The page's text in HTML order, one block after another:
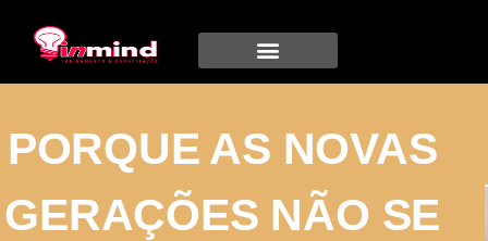
PORQUE AS NOVAS
GERAÇÕES NÃO SE